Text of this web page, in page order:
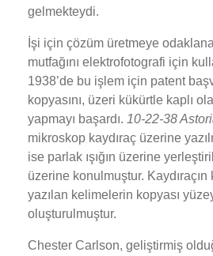
gelmekteydi.
İşi için çözüm üretmeye
mutfağını elektrofotografi için
1938’de bu işlem için patent
kopyasını, üzeri kükürtle kaplı
yapmayı başardı. 10-22-38
mikroskop kaydıraç üzerine
ise parlak ışığın üzerine
üzerine konulmuştur. Kaydıraçın
yazılan kelimelerin kopyası
oluşturulmuştur.
Chester Carlson, geliştirmiş